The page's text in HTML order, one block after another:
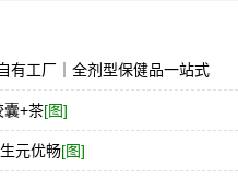
有工厂｜全剂型保健品一站式
囊+茶[图]
元优畅[图]